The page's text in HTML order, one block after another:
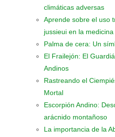
climáticas adversas
Aprende sobre el uso
jussieui en la medicina
Palma de cera: Un
El Frailejón: El
Andinos
Rastreando el
Mortal
Escorpión Andino:
arácnido montañoso
La importancia de la